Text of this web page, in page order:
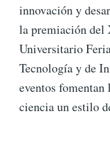
innovación y
la premiación
Universitario
Tecnología y de
eventos
ciencia un estilo